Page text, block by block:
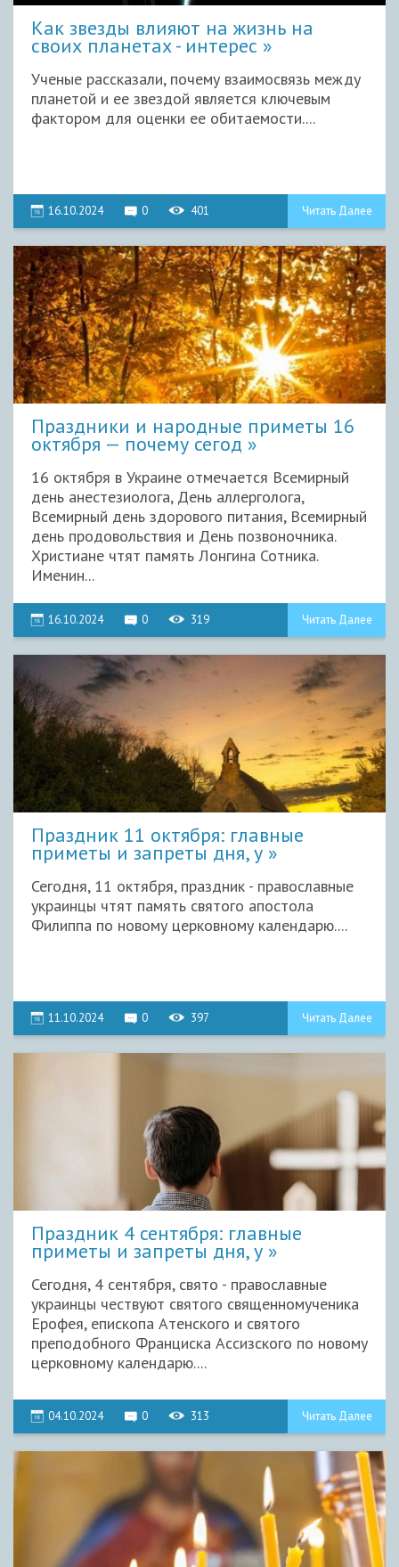
Как звезды влияют на жизнь на
своих планетах - интерес
Ученые рассказали, почему взаимосвязь между
планетой и ее звездой является ключевым
фактором для оценки ее обитаемости....
16.10.2024 0 401 Читать Далее
Праздники и народные приметы 16
октября — почему сегод
16 октября в Украине отмечается Всемирный
день анестезиолога, День аллерголога,
Всемирный день здорового питания, Всемирный
день продовольствия и День позвоночника.
Христиане чтят память Лонгина Сотника.
Именин...
16.10.2024 0 319 Читать Далее
Праздник 11 октября: главные
приметы и запреты дня, у
Сегодня, 11 октября, праздник - православные
украинцы чтят память святого апостола
Филиппа по новому церковному календарю....
11.10.2024 0 397 Читать Далее
Праздник 4 сентября: главные
приметы и запреты дня, у
Сегодня, 4 сентября, свято - православные
украинцы чествуют святого священномученика
Ерофея, епископа Атенского и святого
преподобного Франциска Ассизского по новому
церковному календарю....
04.10.2024 0 313 Читать Далее